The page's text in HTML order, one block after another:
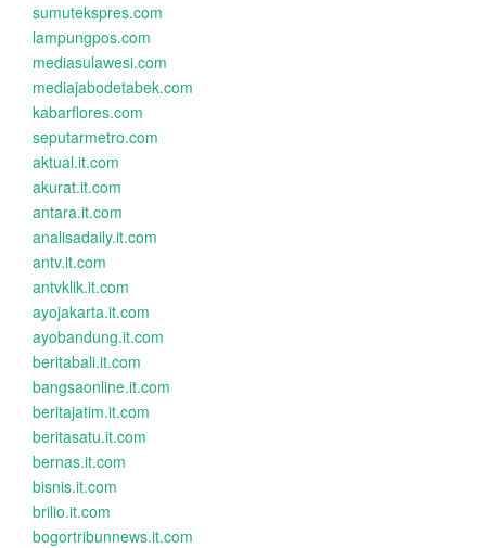
sumutekspres.com
lampungpos.com
mediasulawesi.com
mediajabodetabek.com
kabarflores.com
seputarmetro.com
aktual.it.com
akurat.it.com
antara.it.com
analisadaily.it.com
antv.it.com
antvklik.it.com
ayojakarta.it.com
ayobandung.it.com
beritabali.it.com
bangsaonline.it.com
beritajatim.it.com
beritasatu.it.com
bernas.it.com
bisnis.it.com
brilio.it.com
bogortribunnews.it.com